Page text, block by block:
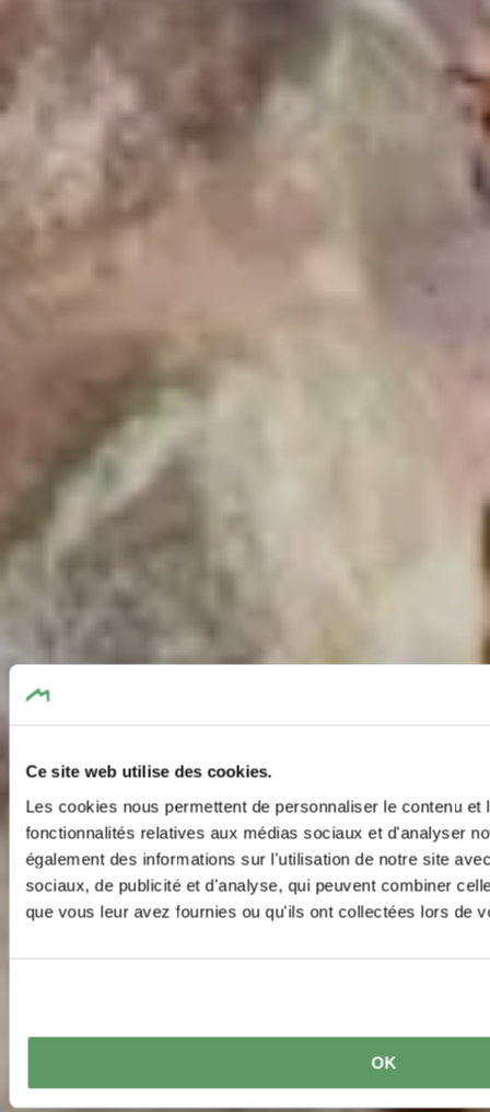
Ce site web utilise des cookies.
Les cookies nous permettent de personnaliser le contenu
fonctionnalités relatives aux médias sociaux et d'analyser
également des informations sur l'utilisation de notre site
sociaux, de publicité et d'analyse, qui peuvent combiner
que vous leur avez fournies ou qu'ils ont collectées lors de
OK